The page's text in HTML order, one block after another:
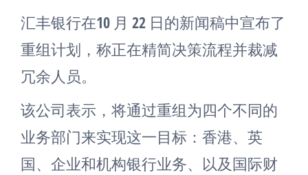
汇丰银行在10 月 22 日的新闻稿中宣布了
重组计划，称正在精简决策流程并裁减
冗余人员。
该公司表示，将通过重组为四个不同的
业务部门来实现这一目标：香港、英
国、企业和机构银行业务、以及国际财